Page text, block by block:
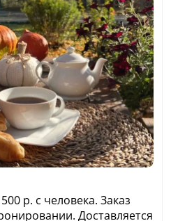
р. с человека. Заказ
Доставляется